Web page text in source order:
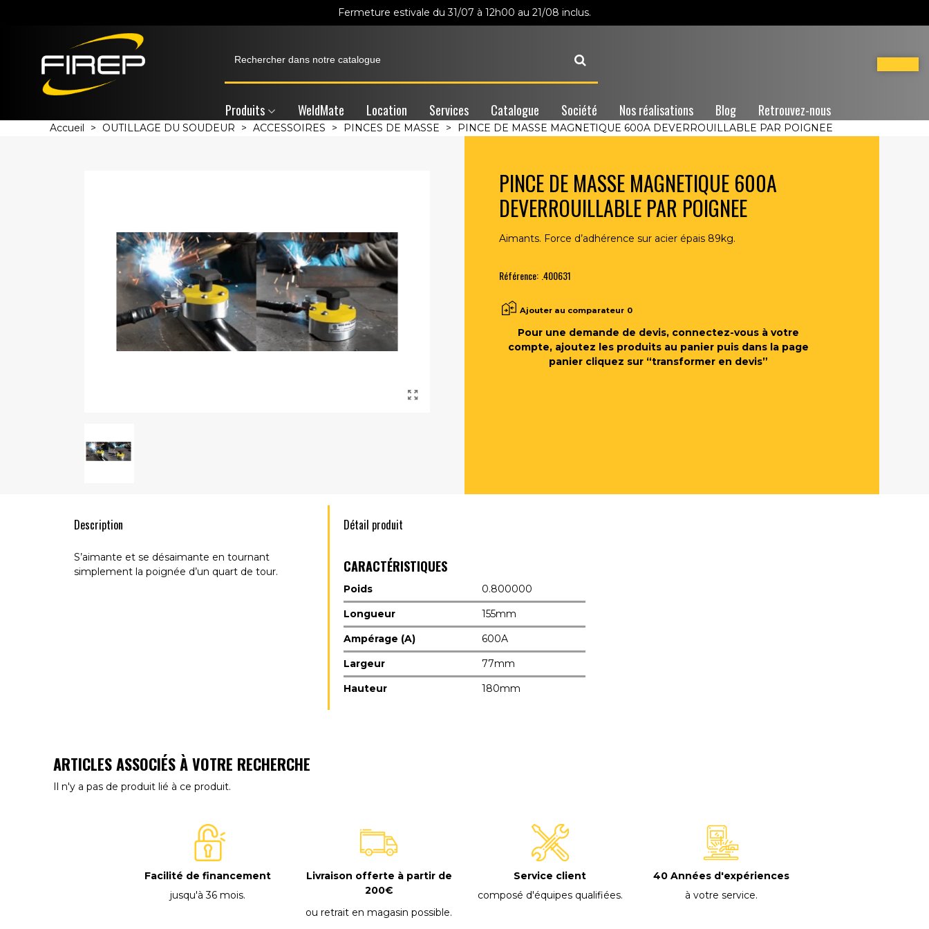
Fermeture estivale du 31/07 à 12h00 au 21/08 inclus.
Produits WeldMate Location Services Catalogue Société Nos réalisations Blog Retrouvez-nous
Accueil > OUTILLAGE DU SOUDEUR > ACCESSOIRES > PINCES DE MASSE > PINCE DE MASSE MAGNETIQUE 600A DEVERROUILLABLE PAR POIGNEE
PINCE DE MASSE MAGNETIQUE 600A
DEVERROUILLABLE PAR POIGNEE
Aimants. Force d’adhérence sur acier épais 89kg.
Référence: .400631
Ajouter au comparateur 0
Pour une demande de devis, connectez-vous à votre
compte, ajoutez les produits au panier puis dans la page
panier cliquez sur “transformer en devis”
Description
S’aimante et se désaimante en tournant
simplement la poignée d’un quart de tour.
Détail produit
CARACTÉRISTIQUES
Poids
0.800000
Longueur
155mm
Ampérage (A)
600A
Largeur
77mm
Hauteur
180mm
ARTICLES ASSOCIÉS À VOTRE RECHERCHE
Il n'y a pas de produit lié à ce produit.
Facilité de financement
jusqu'à 36 mois.
Livraison offerte à partir de
200€
ou retrait en magasin possible.
Service client
composé d'équipes qualifiées.
40 Années d'expériences
à votre service.